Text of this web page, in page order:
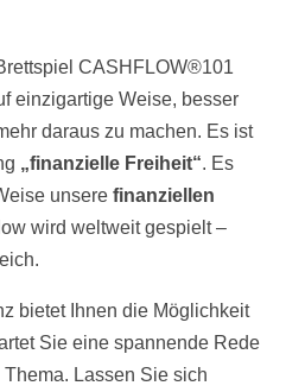
CASHFLOW®101
einzigartige Weise, besser
daraus zu machen. Es ist
„finanzielle Freiheit“. Es
unsere finanziellen
wird weltweit gespielt –
bietet Ihnen die Möglichkeit
Sie eine spannende Rede
Lassen Sie sich